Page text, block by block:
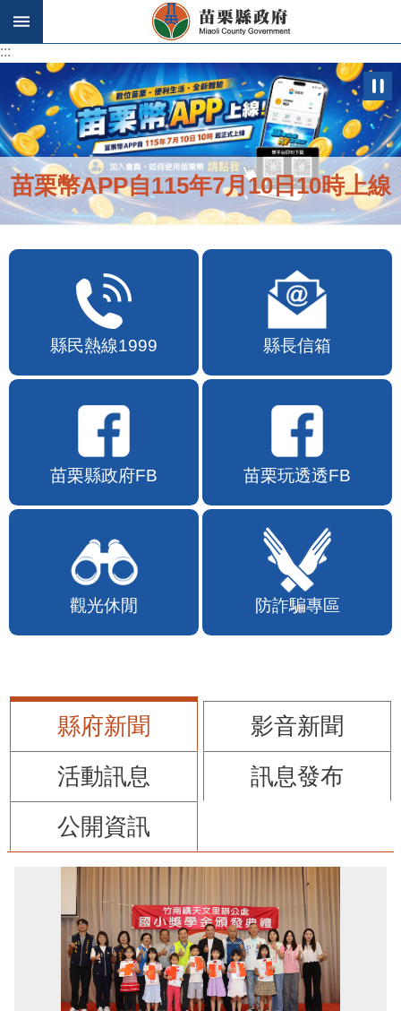
跳到主要內容區塊
:::
苗栗幣APP自115年7月10日10時上線
縣民熱線1999 縣長信箱
苗栗縣政府FB 苗栗玩透透FB
觀光休閒 防詐騙專區
縣府新聞
影音新聞
活動訊息
訊息發布
公開資訊